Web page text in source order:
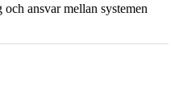
ansvar mellan systemen